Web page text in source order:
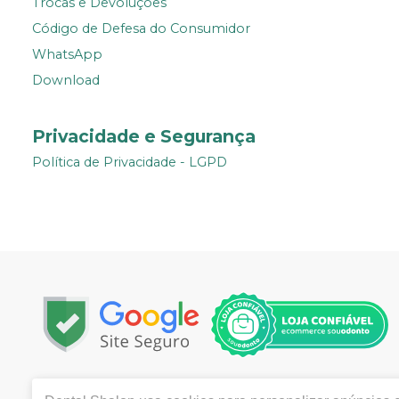
Trocas e Devoluções
Código de Defesa do Consumidor
WhatsApp
Download
Privacidade e Segurança
Política de Privacidade - LGPD
Copyright © 2002 | Todos os direitos reservados |